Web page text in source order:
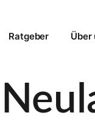
Ratgeber Über